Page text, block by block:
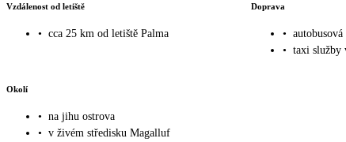
Vzdálenost od letiště
• cca 25 km od letiště Palma
Doprava
•
• taxi služby
Okolí
• na jihu ostrova
• v živém středisku Magalluf